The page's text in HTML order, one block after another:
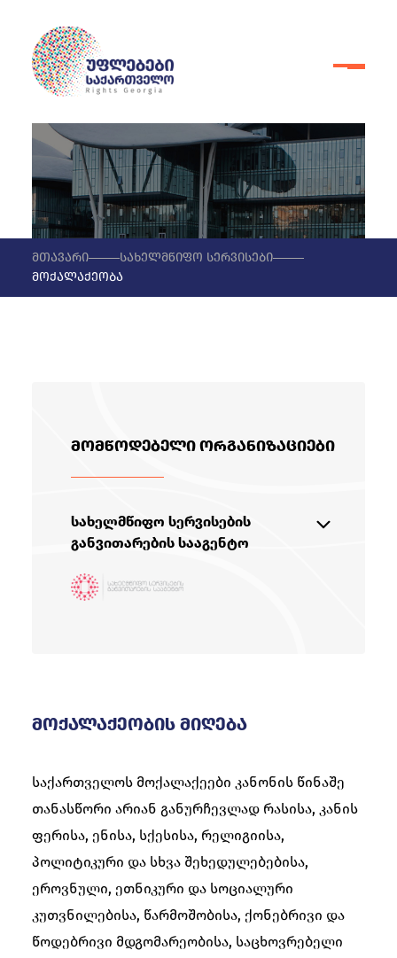
მთავარი
სახელმწიფო სერვისები
მოქალაქეობა
მოქალაქეობის მიღება
საქართველოს მოქალაქეები კანონის წინაშე
თანასწორი არიან განურჩევლად რასისა, კანის
ფერისა, ენისა, სქესისა, რელიგიისა,
პოლიტიკური და სხვა შეხედულებებისა,
ეროვნული, ეთნიკური და სოციალური
კუთვნილებისა, წარმოშობისა, ქონებრივი და
წოდებრივი მდგომარეობისა, საცხოვრებელი
მომწოდებელი ორგანიზაციები
სახელმწიფო სერვისების
განვითარების სააგენტო
https://sda.gov.ge/